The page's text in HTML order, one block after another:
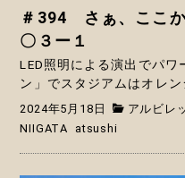
＃394 さぁ、ここ
〇３ー１
LED照明による演出でパ
ン」でスタジアムはオレ
2024年5月18日
アルビレ
NIIGATA
atsushi